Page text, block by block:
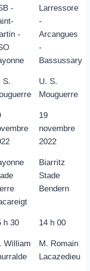
-
-
Larressore
-
Arcangues
-
Bassussary
S.
U. S.
Mouguerre
19
novembre
2022
Biarritz
Stade
Bendern
h 30 14 h 00
William
M. Romain
Lacazedieu